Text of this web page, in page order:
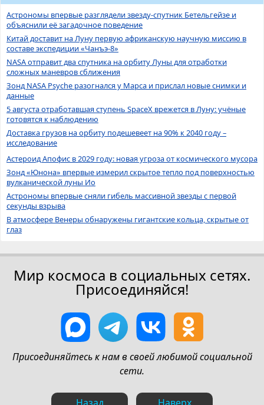
Астрономы впервые разглядели звезду-спутник Бетельгейзе и
объяснили её загадочное поведение
Китай доставит на Луну первую африканскую научную миссию в
составе экспедиции «Чанъэ-8»
NASA отправит два спутника на орбиту Луны для отработки
сложных маневров сближения
Зонд NASA Psyche разогнался у Марса и прислал новые снимки и
данные
5 августа отработавшая ступень SpaceX врежется в Луну: учёные
готовятся к наблюдению
Доставка грузов на орбиту подешевеет на 90% к 2040 году –
исследование
Астероид Апофис в 2029 году: новая угроза от космического мусора
Зонд «Юнона» впервые измерил скрытое тепло под поверхностью
вулканической луны Ио
Астрономы впервые сняли гибель массивной звезды с первой
секунды взрыва
В атмосфере Венеры обнаружены гигантские кольца, скрытые от
глаз
Мир космоса в социальных сетях.
Присоединяйся!
Присоединяйтесь к нам в своей любимой социальной
сети.